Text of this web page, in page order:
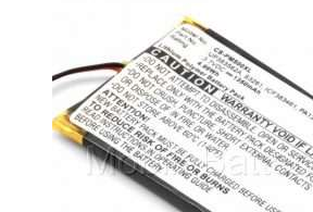
484.00₽.